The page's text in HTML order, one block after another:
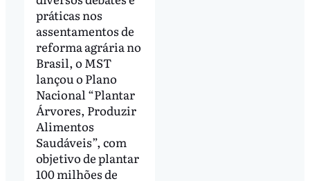
práticas nos
assentamentos de
reforma agrária no
Brasil, o MST
lançou o Plano
Nacional “Plantar
Árvores, Produzir
Alimentos
Saudáveis”, com
objetivo de plantar
100 milhões de